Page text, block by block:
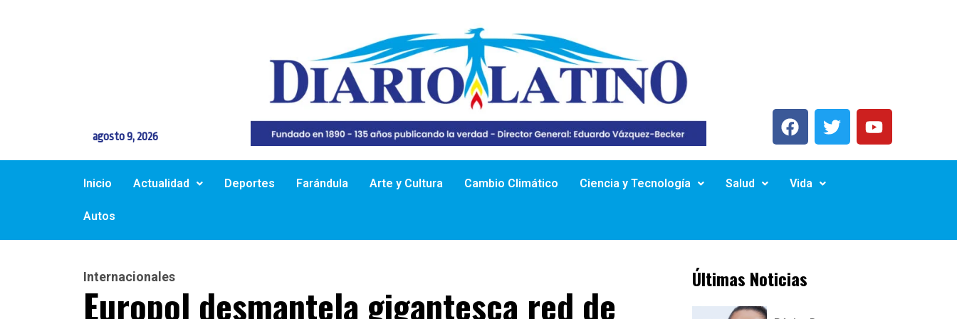
agosto 9, 2026
Inicio Actualidad Deportes Farándula Arte y Cultura Cambio Climático Ciencia y Tecnología Salud Vida
Autos
Internacionales
Europol desmantela gigantesca red de
Últimas Noticias